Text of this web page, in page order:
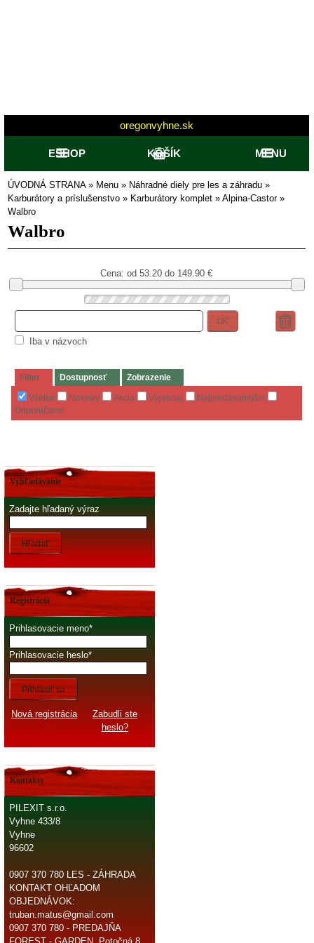
oregonvyhne.sk
ESHOP KOŠÍK MENU
ÚVODNÁ STRANA» Menu » Náhradné diely pre les a záhradu »
Karburátory a príslušenstvo » Karburátory komplet » Alpina-Castor»
Walbro
Walbro
Cena: od 53.20 do 149.90 €
OK
Iba v názvoch
Filter Dostupnosť Zobrazenie
Všetko Novinky Akcia Výpredaj
Najpredávanejšie
Odporúčame
Vyhľadávanie
Zadajte hľadaný výraz
Hľadať
Registrácia
Prihlasovacie meno
Prihlasovacie heslo
Prihlásiť sa
Nová registrácia
Zabudli ste
heslo?
Kontakty
PILEXIT s.r.o.
Vyhne 433/8
Vyhne
96602
0907 370 780 LES - ZÁHRADA
KONTAKT OHĽADOM
OBJEDNÁVOK:
truban.matus@gmail.com
0907 370 780 - PREDAJŇA